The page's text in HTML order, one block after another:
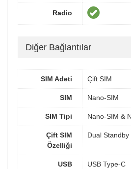
Radio
Diğer Bağlantılar
SIM Adeti Çift SIM
SIM Nano-SIM
SIM Tipi Nano-SIM &
Çift SIM
Özelliği
Dual Standby
USB USB Type-C